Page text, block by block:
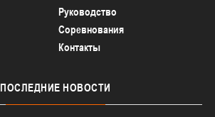
Руководство
Соревнования
Контакты
ПОСЛЕДНИЕ НОВОСТИ